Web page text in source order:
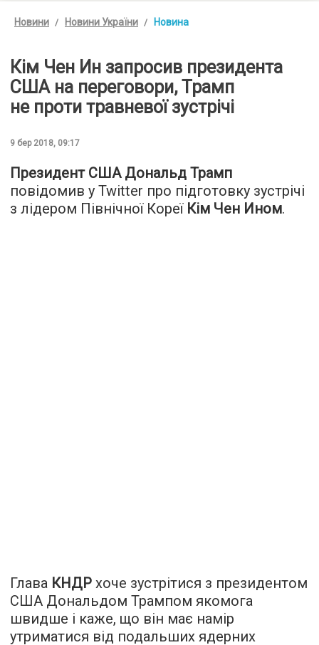
Новини Новини України Новина
Кім Чен Ин запросив президента
США на переговори, Трамп
не проти травневої зустрічі
9 бер 2018, 09:17
Президент США Дональд Трамп
повідомив у Twitter про підготовку зустрічі
з лідером Північної Кореї Кім Чен Ином.
Глава КНДР хоче зустрітися з президентом
США Дональдом Трампом якомога
швидше і каже, що він має намір
утриматися від подальших ядерних